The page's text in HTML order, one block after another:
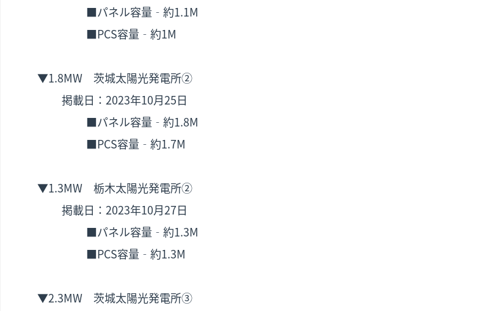
■パネル容量‐約1.1M
■PCS容量‐約1M
▼1.8MW 茨城太陽光発電所②
掲載日：2023年10月25日
■パネル容量‐約1.8M
■PCS容量‐約1.7M
▼1.3MW 栃木太陽光発電所②
掲載日：2023年10月27日
■パネル容量‐約1.3M
■PCS容量‐約1.3M
▼2.3MW 茨城太陽光発電所③